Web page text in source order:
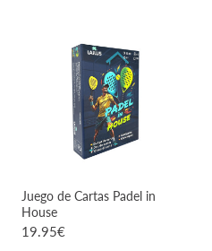
Juego de Cartas Padel in
House
19.95€